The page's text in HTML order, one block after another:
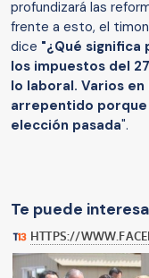
profundizará las
frente a esto, el
dice "¿Qué significa
los impuestos del
lo laboral. Varios en
arrepentido porque
elección pasada".
Te puede